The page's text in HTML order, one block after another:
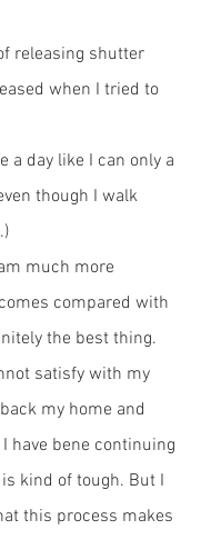
releasing shutter
when I tried to
a day like I can only a
though I walk
much more
compared with
the best thing.
satisfy with my
my home and
have bene continuing
kind of tough. But I
this process makes